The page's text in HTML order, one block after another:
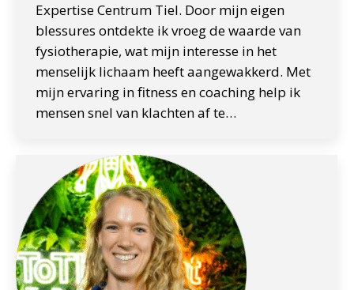
Expertise Centrum Tiel. Door mijn eigen
blessures ontdekte ik vroeg de waarde van
fysiotherapie, wat mijn interesse in het
menselijk lichaam heeft aangewakkerd. Met
mijn ervaring in fitness en coaching help ik
mensen snel van klachten af te…